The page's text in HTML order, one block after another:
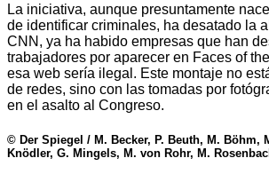
La iniciativa, aunque presuntamente
de identificar criminales, ha desatado la
CNN, ya ha habido empresas que han
trabajadores por aparecer en Faces of
esa web sería ilegal. Este montaje no
de redes, sino con las tomadas por
en el asalto al Congreso.
© Der Spiegel / M. Becker, P. Beuth, M. Böhm,
Knödler, G. Mingels, M. von Rohr, M.